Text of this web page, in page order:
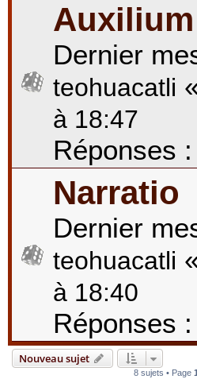
Dernier
teohuacatli
à 18:47
Réponses :
Narratio
Dernier
teohuacatli
à 18:40
Réponses :
Nouveau sujet
8 sujets • Page